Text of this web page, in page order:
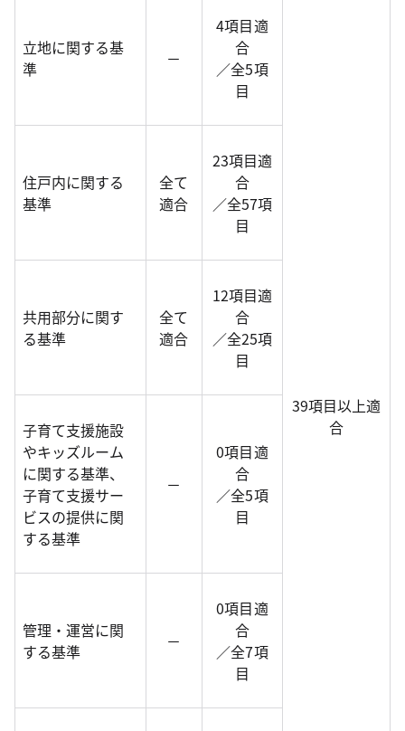
立地に関する基
準
－
4項目適
合
／全5項
目
39項目以上適
合
住戸内に関する
基準
全て
適合
23項目適
合
／全57項
目
共用部分に関す
る基準
全て
適合
12項目適
合
／全25項
目
子育て支援施設
やキッズルーム
に関する基準、
子育て支援サー
ビスの提供に関
する基準
－
0項目適
合
／全5項
目
管理・運営に関
する基準
－
0項目適
合
／全7項
目